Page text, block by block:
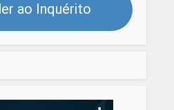
ao Inquérito